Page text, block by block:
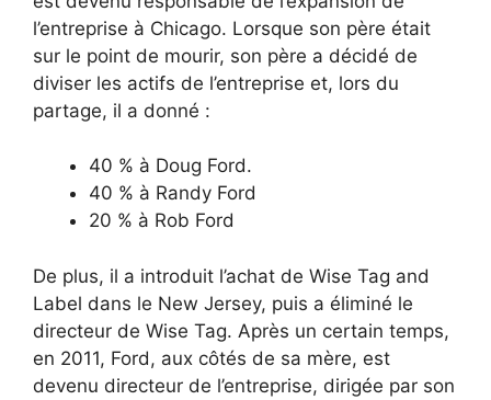
l’entreprise à Chicago. Lorsque son père était
sur le point de mourir, son père a décidé de
diviser les actifs de l’entreprise et, lors du
partage, il a donné :
40 % à Doug Ford.
40 % à Randy Ford
20 % à Rob Ford
De plus, il a introduit l’achat de Wise Tag and
Label dans le New Jersey, puis a éliminé le
directeur de Wise Tag. Après un certain temps,
en 2011, Ford, aux côtés de sa mère, est
devenu directeur de l’entreprise, dirigée par son